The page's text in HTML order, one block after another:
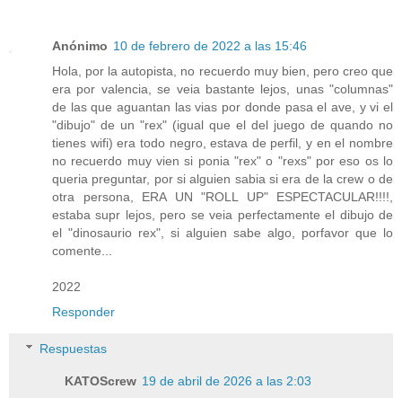
Anónimo 10 de febrero de 2022 a las 15:46
Hola, por la autopista, no recuerdo muy bien, pero creo que
era por valencia, se veia bastante lejos, unas "columnas"
de las que aguantan las vias por donde pasa el ave, y vi el
"dibujo" de un "rex" (igual que el del juego de quando no
tienes wifi) era todo negro, estava de perfil, y en el nombre
no recuerdo muy vien si ponia "rex" o "rexs" por eso os lo
queria preguntar, por si alguien sabia si era de la crew o de
otra persona, ERA UN "ROLL UP" ESPECTACULAR!!!!,
estaba supr lejos, pero se veia perfectamente el dibujo de
el "dinosaurio rex", si alguien sabe algo, porfavor que lo
comente...
2022
Responder
Respuestas
KATOScrew 19 de abril de 2026 a las 2:03